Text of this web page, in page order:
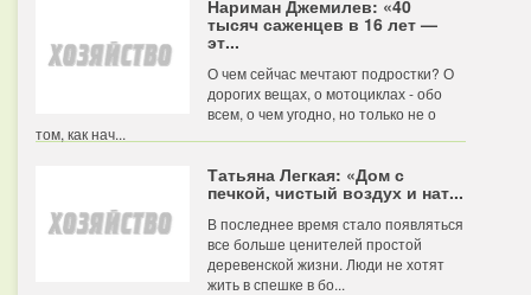
Нариман Джемилев: «40
тысяч саженцев в 16 лет —
эт...
О чем сейчас мечтают подростки? О
дорогих вещах, о мотоциклах - обо
всем, о чем угодно, но только не о
том, как нач...
Татьяна Легкая: «Дом с
печкой, чистый воздух и нат...
В последнее время стало появляться
все больше ценителей простой
деревенской жизни. Люди не хотят
жить в спешке в бо...